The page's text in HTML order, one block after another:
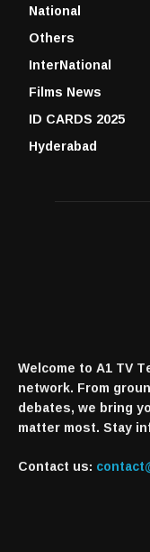
National
Others
InterNational
Films News
ID CARDS 2025
Hyderabad
Welcome to A1 TV
network. From
debates, we bring
matter most. Stay
Contact us: